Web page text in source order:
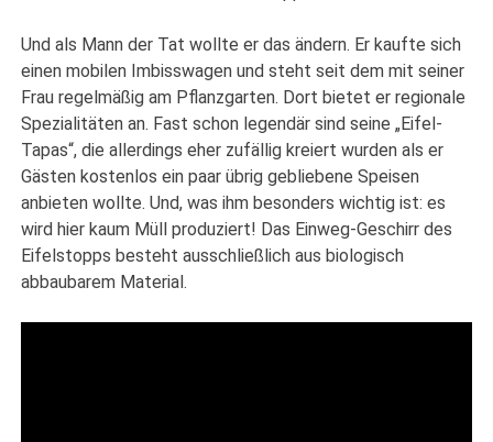
Und als Mann der Tat wollte er das ändern. Er kaufte sich
einen mobilen Imbisswagen und steht seit dem mit seiner
Frau regelmäßig am Pflanzgarten. Dort bietet er regionale
Spezialitäten an. Fast schon legendär sind seine „Eifel-
Tapas“, die allerdings eher zufällig kreiert wurden als er
Gästen kostenlos ein paar übrig gebliebene Speisen
anbieten wollte. Und, was ihm besonders wichtig ist: es
wird hier kaum Müll produziert! Das Einweg-Geschirr des
Eifelstopps besteht ausschließlich aus biologisch
abbaubarem Material.